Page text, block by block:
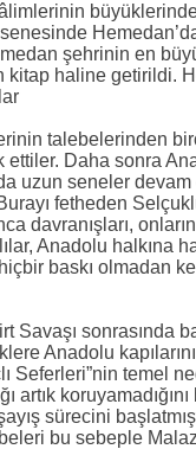
şehrinin en
kitap haline getirildi.
talebelerinden
Daha sonra
uzun seneler
fetheden
davranışları,
Anadolu halkına
baskı olmadan
Savaşı sonrasında
Anadolu
Seferleri”nin temel
artık
sürecini
bu sebeple